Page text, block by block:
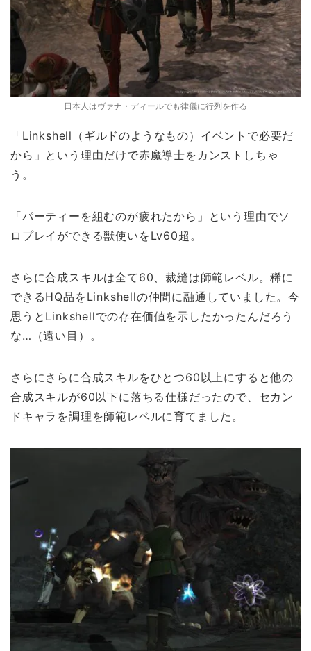
日本人はヴァナ・ディールでも律儀に行列を作る
「Linkshell（ギルドのようなもの）イベントで必要だ
から」という理由だけで赤魔導士をカンストしちゃ
う。
「パーティーを組むのが疲れたから」という理由でソ
ロプレイができる獣使いをLv60超。
さらに合成スキルは全て60、裁縫は師範レベル。稀に
できるHQ品をLinkshellの仲間に融通していました。今
思うとLinkshellでの存在価値を示したかったんだろう
な…（遠い目）。
さらにさらに合成スキルをひとつ60以上にすると他の
合成スキルが60以下に落ちる仕様だったので、セカン
ドキャラを調理を師範レベルに育てました。